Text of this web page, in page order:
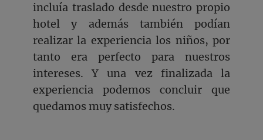
incluía traslado desde nuestro propio
hotel y además también podían
realizar la experiencia los niños, por
tanto era perfecto para nuestros
intereses. Y una vez finalizada la
experiencia podemos concluir que
quedamos muy satisfechos.